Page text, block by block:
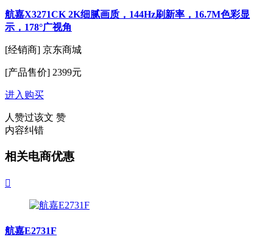
航嘉X3271CK 2K细腻画质，144Hz刷新率，16.7M色彩显
示，178°广视角
[经销商] 京东商城
[产品售价] 2399元
进入购买
人赞过该文 赞
内容纠错
相关电商优惠

航嘉E2731F